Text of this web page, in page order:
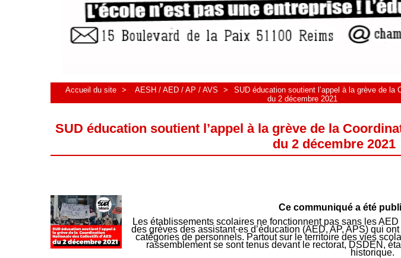
Accueil du site > AESH / AED / AP / AVS >
SUD éducation soutient l’appel à la grève de la
du 2 décembre 2021
SUD éducation soutient l’appel à la grève de la
du 2 décembre 2021
Ce communiqué a été
Les établissements scolaires ne fonctionnent pas sans les
des grèves des assistant·es d’éducation (AED, AP, APS) qui
catégories de personnels. Partout sur le territoire des vies
rassemblement se sont tenus devant le rectorat, DSDEN,
historique.